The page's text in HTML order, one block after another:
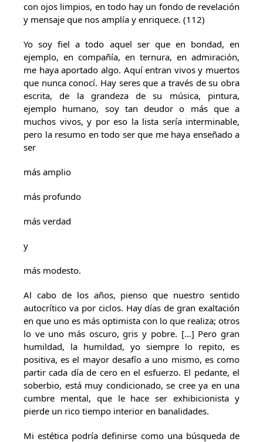
con ojos limpios, en todo hay un fondo de revelación
y mensaje que nos amplía y enriquece. (112)
Yo soy fiel a todo aquel ser que en bondad, en
ejemplo, en compañía, en ternura, en admiración,
me haya aportado algo. Aquí entran vivos y muertos
que nunca conocí. Hay seres que a través de su obra
escrita, de la grandeza de su música, pintura,
ejemplo humano, soy tan deudor o más que a
muchos vivos, y por eso la lista sería interminable,
pero la resumo en todo ser que me haya enseñado a
ser
más amplio
más profundo
más verdad
y
más modesto.
Al cabo de los años, pienso que nuestro sentido
autocrítico va por ciclos. Hay días de gran exaltación
en que uno es más optimista con lo que realiza; otros
lo ve uno más oscuro, gris y pobre. […] Pero gran
humildad, la humildad, yo siempre lo repito, es
positiva, es el mayor desafío a uno mismo, es como
partir cada día de cero en el esfuerzo. El pedante, el
soberbio, está muy condicionado, se cree ya en una
cumbre mental, que le hace ser exhibicionista y
pierde un rico tiempo interior en banalidades.
Mi estética podría definirse como una búsqueda de